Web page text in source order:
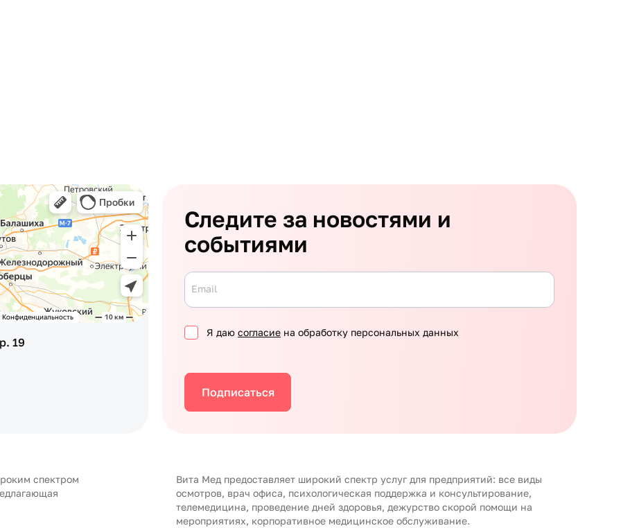
19
Следите за новостями и
событиями
Email
Я даю согласие на обработку персональных данных
Подписаться
спектром
Вита Мед предоставляет широкий спектр услуг для предприятий: все виды
осмотров, врач офиса, психологическая поддержка и консультирование,
телемедицина, проведение дней здоровья, дежурство скорой помощи на
мероприятиях, корпоративное медицинское обслуживание.